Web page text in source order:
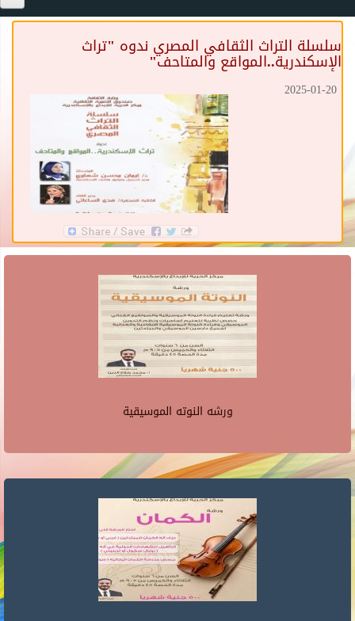
سلسلة التراث الثقافي المصري ندوه "تراث
الإسكندرية..المواقع والمتاحف"
2025-01-20
ورشه النوته الموسيقية